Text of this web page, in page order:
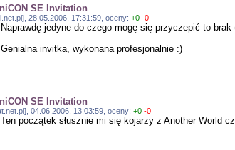
SE Invitation
28.05.2006, 17:31:59, oceny:+0 -0
Naprawdę jedyne do czego mogę się przyczepić to
Genialna invitka, wykonana profesjonalnie :)
SE Invitation
04.06.2006, 13:03:59, oceny:+0 -0
Ten początek słusznie mi się kojarzy z Another World